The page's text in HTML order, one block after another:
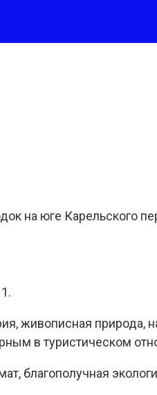
на юге Карельского
живописная природа,
в туристическом